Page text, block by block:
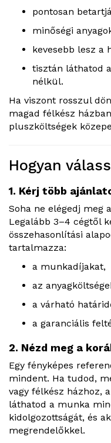
pontosan
minőségi
kevesebb lesz a
tisztán láthatod
nélkül.
Ha viszont rosszul
magad félkész
pluszköltségek
Hogyan
1. Kérj több
Soha ne elégedj meg
Legalább 3–4 cégtől
összehasonlítási
tartalmazza:
a munkadíjakat,
az
a várható
a garanciális
2. Nézd meg a
Egy fényképes
mindent. Ha tudod,
vagy félkész házhoz,
láthatod a munka
kidolgozottságát, és
megrendelőkkel.